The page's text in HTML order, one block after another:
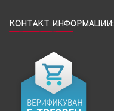
КОНТАКТ ИНФОРМАЦИИ: